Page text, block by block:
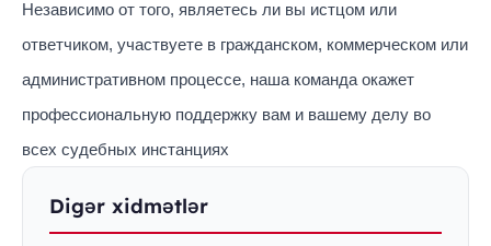
Независимо от того, являетесь ли вы истцом или
ответчиком, участвуете в гражданском, коммерческом или
административном процессе, наша команда окажет
профессиональную поддержку вам и вашему делу во
всех судебных инстанциях
Digər xidmətlər